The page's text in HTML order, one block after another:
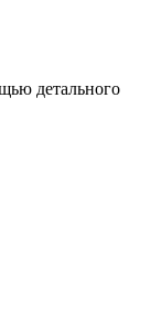
детального